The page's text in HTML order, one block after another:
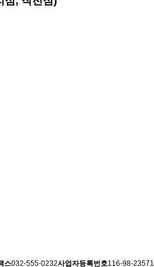
스032-555-0232사업자등록번호116-98-23571